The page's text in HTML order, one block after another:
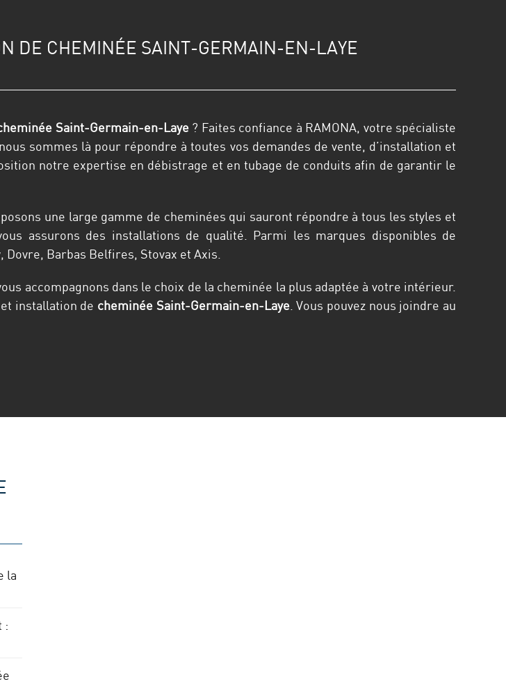
DE CHEMINÉE SAINT-GERMAIN-EN-LAYE
Saint-Germain-en-Laye? Faites confiance à RAMONA, votre spécialiste
sommes là pour répondre à toutes vos demandes de vente, d’installation et
notre expertise en débistrage et en tubage de conduits afin de garantir le
une large gamme de cheminées qui sauront répondre à tous les styles et
assurons des installations de qualité. Parmi les marques disponibles de
Dovre, Barbas Belfires, Stovax et Axis.
accompagnons dans le choix de la cheminée la plus adaptée à votre intérieur.
installation de cheminée Saint-Germain-en-Laye. Vous pouvez nous joindre au
la
: